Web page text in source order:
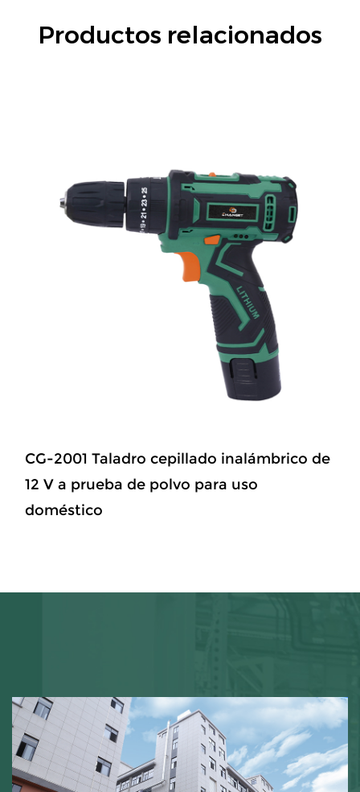
Productos relacionados
CG-2001 Taladro cepillado inalámbrico de
12 V a prueba de polvo para uso
doméstico